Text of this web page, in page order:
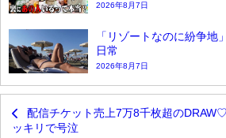
2026年8月7日
「リゾートなのに紛争地
日常
2026年8月7日
配信チケット売上7万8千枚超の
ッキリで号泣